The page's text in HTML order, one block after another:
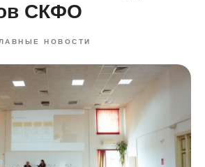
СКФО
НОВОСТИ